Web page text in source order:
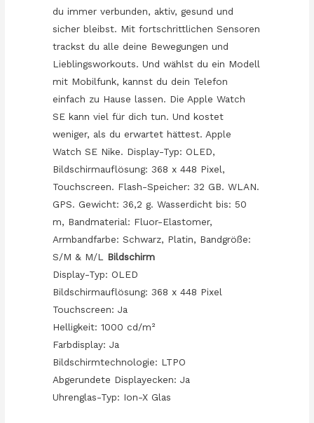
du immer verbunden, aktiv, gesund und
sicher bleibst. Mit fortschritt­lichen Sensoren
trackst du alle deine Bewegungen und
Lieblings­workouts. Und wählst du ein Modell
mit Mobilfunk, kannst du dein Telefon
einfach zu Hause lassen. Die Apple Watch
SE kann viel für dich tun. Und kostet
weniger, als du erwartet hättest. Apple
Watch SE Nike. Display-Typ: OLED,
Bildschirmauflösung: 368 x 448 Pixel,
Touchscreen. Flash-Speicher: 32 GB. WLAN.
GPS. Gewicht: 36,2 g. Wasserdicht bis: 50
m, Bandmaterial: Fluor-Elastomer,
Armbandfarbe: Schwarz, Platin, Bandgröße:
S/M & M/L Bildschirm
Display-Typ: OLED
Bildschirmauflösung: 368 x 448 Pixel
Touchscreen: Ja
Helligkeit: 1000 cd/m²
Farbdisplay: Ja
Bildschirmtechnologie: LTPO
Abgerundete Displayecken: Ja
Uhrenglas-Typ: Ion-X Glas